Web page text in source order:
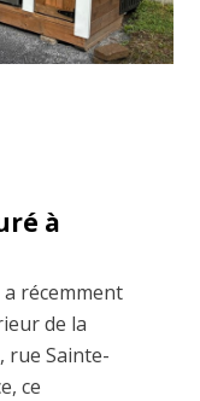
à
a récemment
de la
rue Sainte-
ce